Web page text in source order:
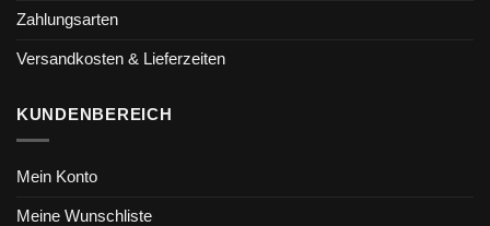
Zahlungsarten
Versandkosten & Lieferzeiten
KUNDENBEREICH
Mein Konto
Meine Wunschliste